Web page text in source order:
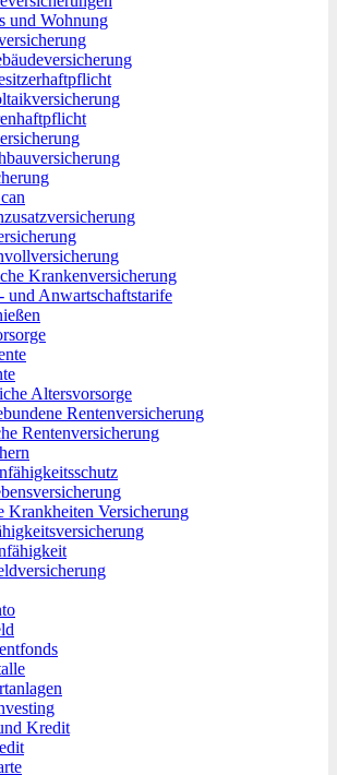
und Wohnung
Krankenversicherung
und Anwartschaftstarife
Altersvorsorge
Rentenversicherung
Rentenversicherung
Krankheiten Versicherung
Kredit